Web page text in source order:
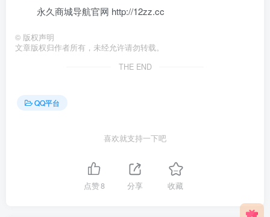
永久商城导航官网 http://12zz.cc
© 版权声明
文章版权归作者所有，未经允许请勿转载。
THE END
QQ平台
喜欢就支持一下吧
点赞8 分享 收藏